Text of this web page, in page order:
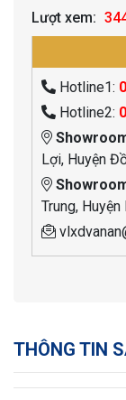
Lượt xem:
Hotline1:
Hotline2:
Lợi, Huyện
Trung,
THÔNG TIN